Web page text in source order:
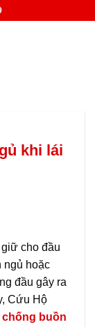
khi lái
cho đầu
ngủ hoặc
đầu gây ra
Cứu Hộ
chống buồn